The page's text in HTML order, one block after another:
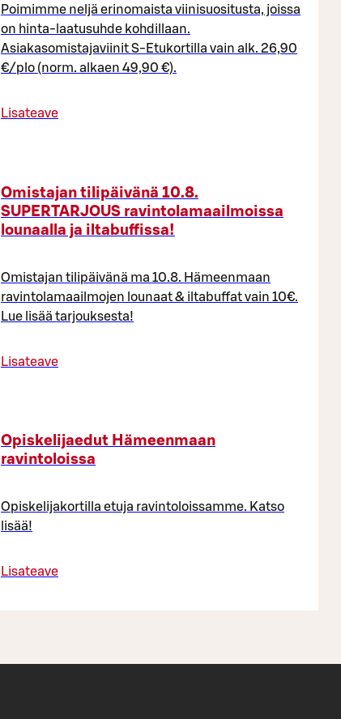
Poimimme neljä erinomaista viinisuositusta, joissa
on hinta-laatusuhde kohdillaan.
Asiakasomistajaviinit S-Etukortilla vain alk. 26,90
€/plo (norm. alkaen 49,90 €).
Lisateave
Omistajan tilipäivänä 10.8.
SUPERTARJOUS ravintolamaailmoissa
lounaalla ja iltabuffissa!
Omistajan tilipäivänä ma 10.8. Hämeenmaan
ravintolamaailmojen lounaat & iltabuffat vain 10€.
Lue lisää tarjouksesta!
Lisateave
Opiskelijaedut Hämeenmaan
ravintoloissa
Opiskelijakortilla etuja ravintoloissamme. Katso
lisää!
Lisateave